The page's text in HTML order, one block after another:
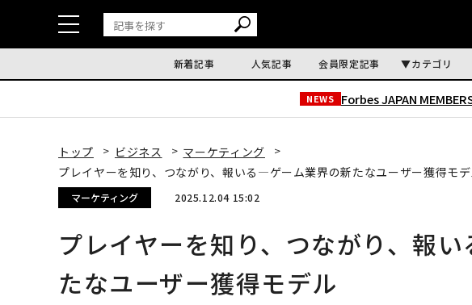
新着記事 人気記事 会員限定記事 カテゴリ
NEWS Forbes JAPAN
トップ ビジネス
マーケティング
プレイヤーを知り、つながり、報いる—ゲーム業界の新たなユーザー獲得モ
マーケティング 2025.12.04 15:02
プレイヤーを知り、つながり、報
たなユーザー獲得モデル